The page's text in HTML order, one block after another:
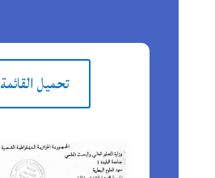
تحميل القائمة